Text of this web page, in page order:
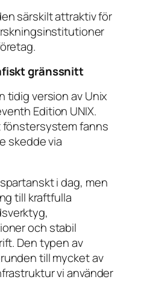
särskilt attraktiv för
gränssnitt
tidig version av Unix
Edition UNIX.
fönstersystem fanns
skedde via
i dag, men
till kraftfulla
och stabil
Den typen av
till mycket av
vi använder